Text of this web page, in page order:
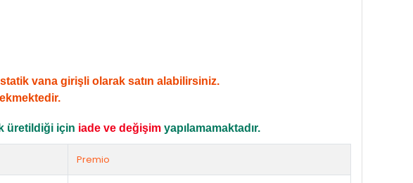
vana girişli olarak satın alabilirsiniz.
üretildiği için iade ve değişim yapılamamaktadır.
Premio